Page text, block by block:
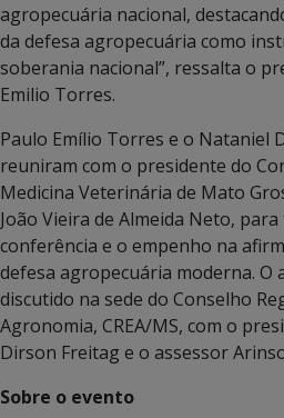
agropecuária nacional,
da defesa agropecuária como
soberania nacional”, ressalta o
Emilio Torres.
Paulo Emílio Torres e o Nataniel
reuniram com o presidente do
Medicina Veterinária de Mato
João Vieira de Almeida Neto,
conferência e o empenho na
defesa agropecuária moderna. O
discutido na sede do Conselho
Agronomia, CREA/MS, com o
Dirson Freitag e o assessor
Sobre o evento